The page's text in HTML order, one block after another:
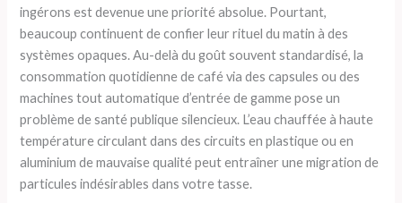
ingérons est devenue une priorité absolue. Pourtant,
beaucoup continuent de confier leur rituel du matin à des
systèmes opaques. Au-delà du goût souvent standardisé, la
consommation quotidienne de café via des capsules ou des
machines tout automatique d’entrée de gamme pose un
problème de santé publique silencieux. L’eau chauffée à haute
température circulant dans des circuits en plastique ou en
aluminium de mauvaise qualité peut entraîner une migration de
particules indésirables dans votre tasse.